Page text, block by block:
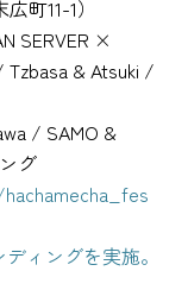
町11-1）
SERVER ×
Tzbasa & Atsuki /
/ SAMO &
グ
ィングを実施。